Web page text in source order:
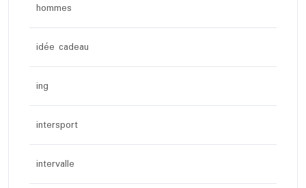
hommes
idée cadeau
ing
intersport
intervalle